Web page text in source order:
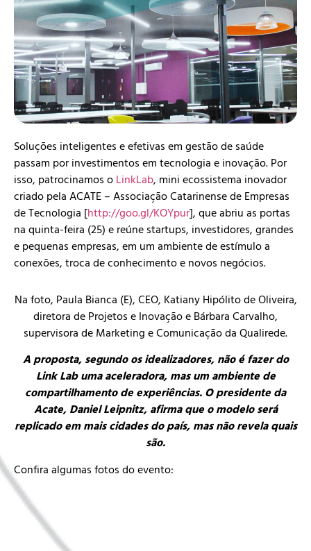
Soluções inteligentes e efetivas em gestão de saúde
passam por investimentos em tecnologia e inovação. Por
isso, patrocinamos o LinkLab, mini ecossistema inovador
criado pela ACATE – Associação Catarinense de Empresas
de Tecnologia [http://goo.gl/KOYpur], que abriu as portas
na quinta-feira (25) e reúne startups, investidores, grandes
e pequenas empresas, em um ambiente de estímulo a
conexões, troca de conhecimento e novos negócios.
Na foto, Paula Bianca (E), CEO, Katiany Hipólito de Oliveira,
diretora de Projetos e Inovação e Bárbara Carvalho,
supervisora de Marketing e Comunicação da Qualirede.
A proposta, segundo os idealizadores, não é fazer do
Link Lab uma aceleradora, mas um ambiente de
compartilhamento de experiências. O presidente da
Acate, Daniel Leipnitz, afirma que o modelo será
replicado em mais cidades do país, mas não revela quais
são.
Confira algumas fotos do evento: